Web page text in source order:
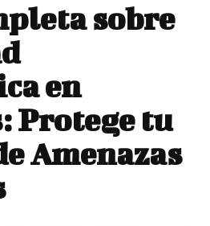
sobre
en
Protege tu
Amenazas